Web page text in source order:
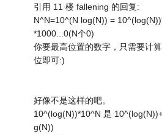
引用 11 楼 fallening 的回复:
N^N=10^(N log(N)) =
*1000...0(N个0)
你要最高位置的数字，只需要计
位即可:)
好像不是这样的吧。
10^(log(N))*10^N 是
g(N))